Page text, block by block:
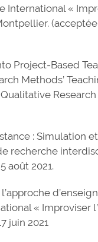
International «
Project-Based
Methods’
: Simulation
recherche
août 2021.
« Improviser
juin 2021